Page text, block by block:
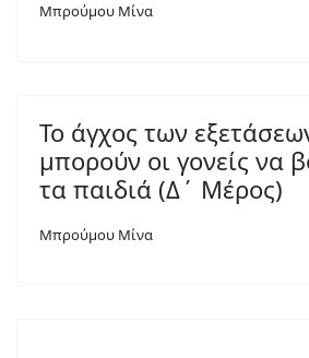
Μπρούμου Μίνα
Το άγχος των
μπορούν οι γονείς να
τα παιδιά (Δ΄ Μέρος)
Μπρούμου Μίνα